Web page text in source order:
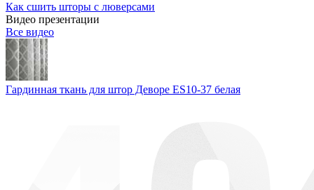
Как сшить шторы с люверсами
Видео презентации
Все видео
Гардинная ткань для штор Деворе ES10-37 белая